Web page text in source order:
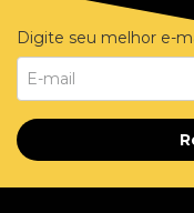
Digite seu melhor e-